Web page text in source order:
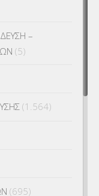
–
(5)
(1.564)
(695)